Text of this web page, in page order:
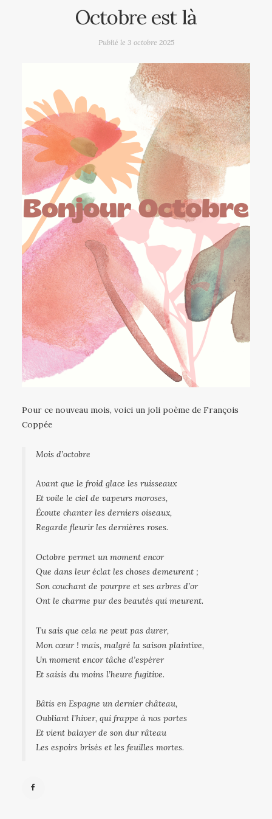
Octobre est là
Publié le 3 octobre 2025
Pour ce nouveau mois, voici un joli poème de François
Coppée
Mois d’octobre
Avant que le froid glace les ruisseaux
Et voile le ciel de vapeurs moroses,
Écoute chanter les derniers oiseaux,
Regarde fleurir les dernières roses.
Octobre permet un moment encor
Que dans leur éclat les choses demeurent ;
Son couchant de pourpre et ses arbres d’or
Ont le charme pur des beautés qui meurent.
Tu sais que cela ne peut pas durer,
Mon cœur ! mais, malgré la saison plaintive,
Un moment encor tâche d’espérer
Et saisis du moins l’heure fugitive.
Bâtis en Espagne un dernier château,
Oubliant l’hiver, qui frappe à nos portes
Et vient balayer de son dur râteau
Les espoirs brisés et les feuilles mortes.